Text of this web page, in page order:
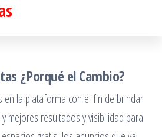
¿Porqué el Cambio?
en la plataforma con el fin de brindar
mejores resultados y visibilidad para